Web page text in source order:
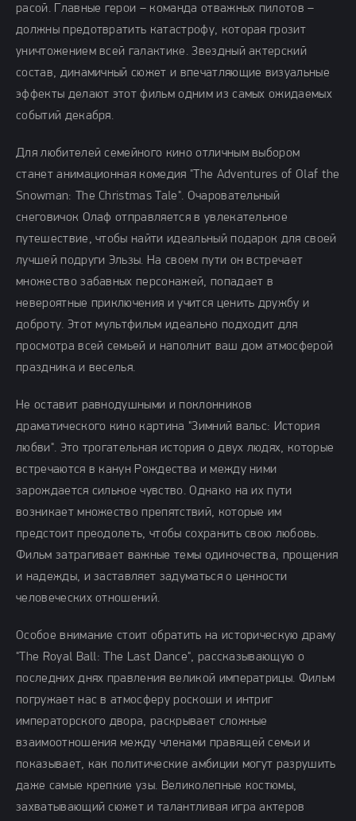
расой. Главные герои – команда отважных пилотов –
должны предотвратить катастрофу, которая грозит
уничтожением всей галактике. Звездный актерский
состав, динамичный сюжет и впечатляющие визуальные
эффекты делают этот фильм одним из самых ожидаемых
событий декабря.
Для любителей семейного кино отличным выбором
станет анимационная комедия "The Adventures of Olaf the
Snowman: The Christmas Tale". Очаровательный
снеговичок Олаф отправляется в увлекательное
путешествие, чтобы найти идеальный подарок для своей
лучшей подруги Эльзы. На своем пути он встречает
множество забавных персонажей, попадает в
невероятные приключения и учится ценить дружбу и
доброту. Этот мультфильм идеально подходит для
просмотра всей семьей и наполнит ваш дом атмосферой
праздника и веселья.
Не оставит равнодушными и поклонников
драматического кино картина "Зимний вальс: История
любви". Это трогательная история о двух людях, которые
встречаются в канун Рождества и между ними
зарождается сильное чувство. Однако на их пути
возникает множество препятствий, которые им
предстоит преодолеть, чтобы сохранить свою любовь.
Фильм затрагивает важные темы одиночества, прощения
и надежды, и заставляет задуматься о ценности
человеческих отношений.
Особое внимание стоит обратить на историческую драму
"The Royal Ball: The Last Dance", рассказывающую о
последних днях правления великой императрицы. Фильм
погружает нас в атмосферу роскоши и интриг
императорского двора, раскрывает сложные
взаимоотношения между членами правящей семьи и
показывает, как политические амбиции могут разрушить
даже самые крепкие узы. Великолепные костюмы,
захватывающий сюжет и талантливая игра актеров